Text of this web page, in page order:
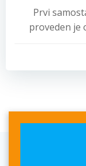
Prvi
proveden je